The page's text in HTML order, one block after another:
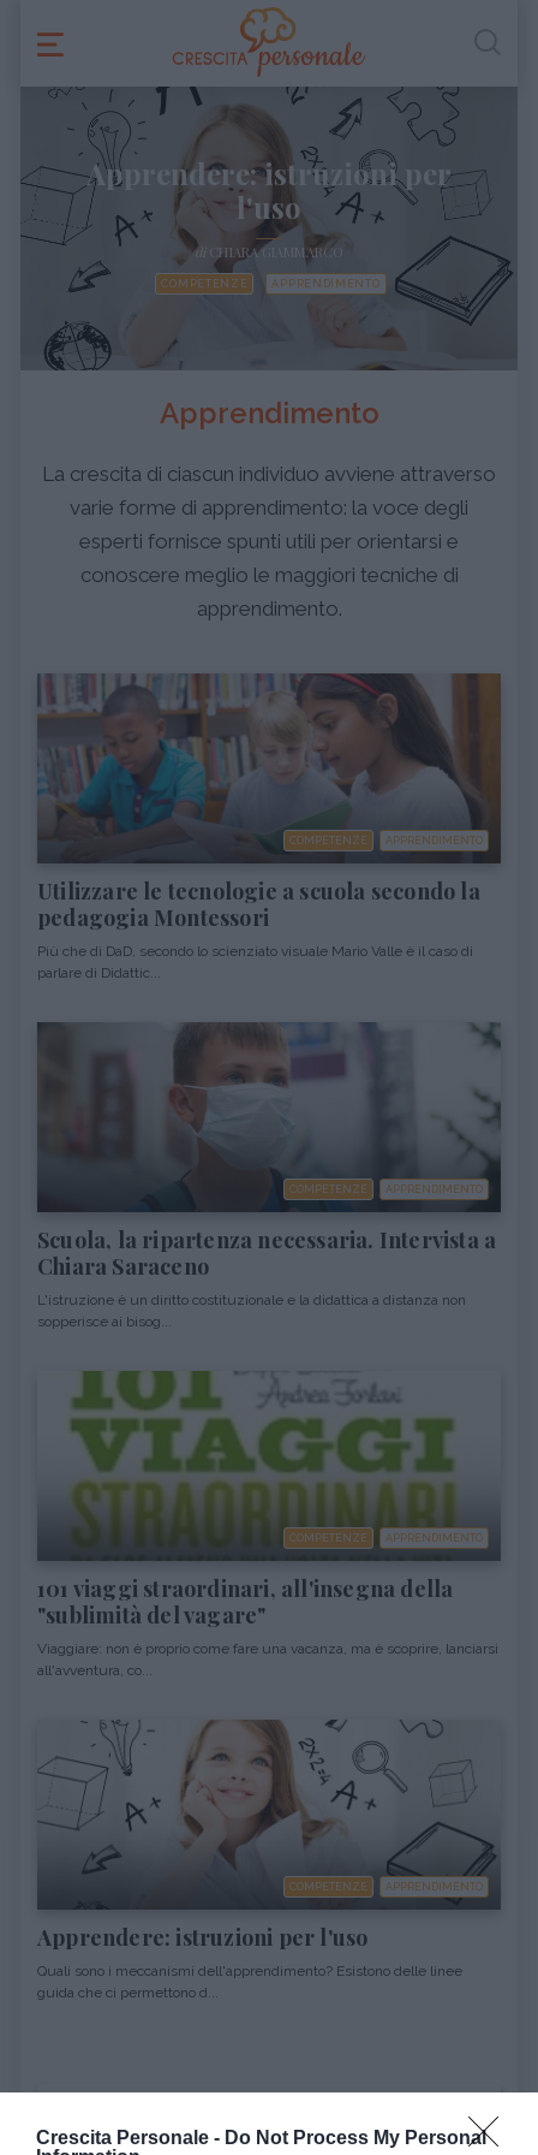
Crescita Personale - Do Not Process My Personal
Apprendere: istruzioni per
l'uso
di CHIARA GIAMMARCO
COMPETENZE APPRENDIMENTO
Apprendimento
La crescita di ciascun individuo avviene attraverso
varie forme di apprendimento: la voce degli
esperti fornisce spunti utili per orientarsi e
conoscere meglio le maggiori tecniche di
apprendimento.
COMPETENZE APPRENDIMENTO
Utilizzare le tecnologie a scuola secondo la
pedagogia Montessori
Più che di DaD, secondo lo scienziato visuale Mario Valle è il caso di
parlare di Didattic...
COMPETENZE APPRENDIMENTO
Scuola, la ripartenza necessaria. Intervista a
Chiara Saraceno
L'istruzione è un diritto costituzionale e la didattica a distanza non
sopperisce ai bisog...
COMPETENZE APPRENDIMENTO
101 viaggi straordinari, all'insegna della
"sublimità del vagare"
Viaggiare: non è proprio come fare una vacanza, ma è scoprire, lanciarsi
all'avventura, co...
COMPETENZE APPRENDIMENTO
Apprendere: istruzioni per l'uso
Quali sono i meccanismi dell'apprendimento? Esistono delle linee
guida che ci permettono d...